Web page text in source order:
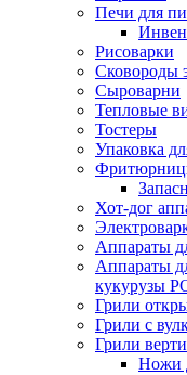
Печи для
Рисоварки
Сковороды
Сыроварни
Тепловые
Тостеры
Упаковка
Хот-дог
Аппараты
Аппараты
кукурузы
Грили
Грили с
Грили
Ножи